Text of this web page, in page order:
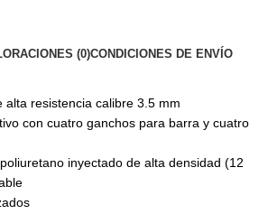
(0)CONDICIONES DE ENVÍO
alta resistencia calibre 3.5 mm
con cuatro ganchos para barra y cuatro
inyectado de alta densidad (12